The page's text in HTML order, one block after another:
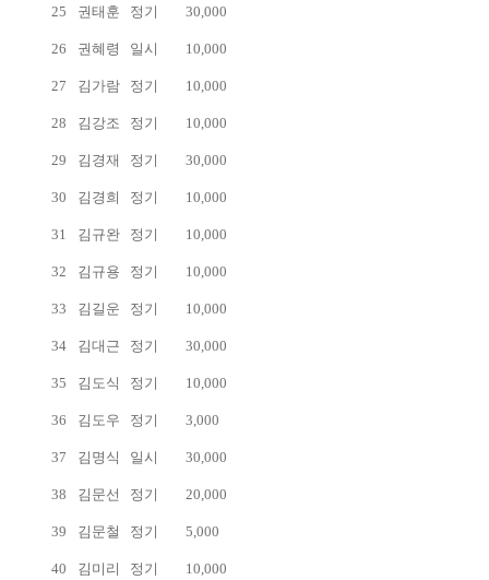
25 권태훈 정기 30,000
26 권혜령 일시 10,000
27 김가람 정기 10,000
28 김강조 정기 10,000
29 김경재 정기 30,000
30 김경희 정기 10,000
31 김규완 정기 10,000
32 김규용 정기 10,000
33 김길운 정기 10,000
34 김대근 정기 30,000
35 김도식 정기 10,000
36 김도우 정기 3,000
37 김명식 일시 30,000
38 김문선 정기 20,000
39 김문철 정기 5,000
40 김미리 정기 10,000